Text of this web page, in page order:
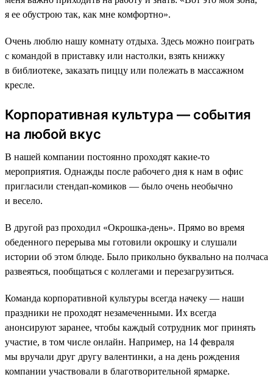
я ее обустрою так, как мне комфортно».
Очень люблю нашу комнату отдыха. Здесь можно поиграть
с командой в приставку или настолки, взять книжку
в библиотеке, заказать пиццу или полежать в массажном
кресле.
Корпоративная культура — события
на любой вкус
В нашей компании постоянно проходят какие-то
мероприятия. Однажды после рабочего дня к нам в офис
пригласили стендап-комиков — было очень необычно
и весело.
В другой раз проходил «Окрошка-день». Прямо во время
обеденного перерыва мы готовили окрошку и слушали
истории об этом блюде. Было прикольно буквально на полчаса
развеяться, пообщаться с коллегами и перезагрузиться.
Команда корпоративной культуры всегда начеку — наши
праздники не проходят незамеченными. Их всегда
анонсируют заранее, чтобы каждый сотрудник мог принять
участие, в том числе онлайн. Например, на 14 февраля
мы вручали друг другу валентинки, а на день рождения
компании участвовали в благотворительной ярмарке.